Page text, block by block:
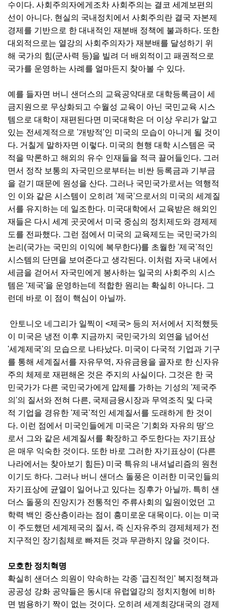
수이다. 사회주의자에게조차 사회주의는 결코 세계보편의
선이 아니다. 현실의 국내정치에서 사회주의란 결국 자본제
경제를 기반으로 한 대내적인 재분배 정책에 불과하다. 또한
대외적으로는 열강의 사회주의자가 재분배를 달성하기 위
해 국가의 힘(군사력 등)을 빌려 더 배외적이고 패권적으로
국가를 운영하는 사례를 얼마든지 찾아볼 수 있다.
예를 들자면 버니 샌더스의 교육공약대로 대학등록금이 세
금지원으로 무상화되고 수월성 교육이 아닌 국민교육 시스
템으로 대학이 재편된다면 미국대학은 더 이상 우리가 알고
있는 전세계적으로 '개방적'인 미국의 모습이 아니게 될 것이
다. 거칠게 말하자면 이렇다. 미국의 현행 대학 시스템은 국
적을 막론하고 해외의 유수 인재들을 적극 끌어들인다. 그러
면서 정작 보통의 자국민으로부터는 비싼 등록금과 기부금
을 걷기 때문에 원성을 산다. 그러나 국민국가로서는 역행적
인 이와 같은 시스템이 오히려 '제국'으로서의 미국의 세계질
서를 유지하는 데 일조한다. 미국대학에서 교육받은 해외인
재들은 다시 세계 곳곳에서 미국 중심의 정치제도와 경제제
도를 전파했다. 그런 점에서 미국의 교육제도는 국민국가의
논리(국가는 국민의 이익에 복무한다)를 초월한 '제국'적인
시스템의 단면을 보여준다고 생각된다. 이처럼 자국 내에서
세금을 걷어서 자국민에게 봉사하는 일국의 사회주의 시스
템은 '제국'을 운영하는데 적합한 원리는 확실히 아니다. 그
런데 바로 이 점이 핵심이 아닐까.
안토니오 네그리가 일찍이 <제국> 등의 저서에서 지적했듯
이 미국은 냉전 이후 지금까지 국민국가의 외연을 넘어선
'세계제국'의 모습으로 나타났다. 미국이 다국적 기업과 기구
를 통해 세계질서를 자유무역, 자유금융을 골자로 한 신자유
주의 체제로 재편해온 것은 주지의 사실이다. 그것은 한 국
민국가가 다른 국민국가에게 압제를 가하는 기성의 '제국주
의'의 질서와 전혀 다른, 국제금융시장과 무역조직 및 다국
적 기업을 경유한 '제국'적인 세계질서를 도래하게 한 것이
다. 이런 점에서 미국인들에게 미국은 '기회와 자유의 땅'으
로서 그와 같은 세계질서를 확장하고 주도한다는 자기표상
은 매우 익숙한 것이다. 또한 바로 그러한 자기표상이 (다른
나라에서는 찾아보기 힘든) 미국 특유의 내셔널리즘의 원천
이기도 하다. 그러나 버니 샌더스 돌풍은 이러한 미국인들의
자기표상에 균열이 일어나고 있다는 징후가 아닐까. 특히 샌
더스 돌풍의 진앙지가 전통적인 주류사회의 일원이었던 고
학력 백인 중산층이라는 점이 흥미로운 대목이다. 이는 미국
이 주도했던 세계제국의 질서, 즉 신자유주의 경제체제가 전
지구적인 장기침체로 빠져든 것과 무관하지 않을 것이다.
모호한 정치혁명
확실히 샌더스 의원이 약속하는 각종 '급진적인' 복지정책과
공공성 강화 공약들은 동시대 유럽열강의 정치지형에 비하
면 범용하기 짝이 없는 것이다. 오히려 세계최강대국의 경제